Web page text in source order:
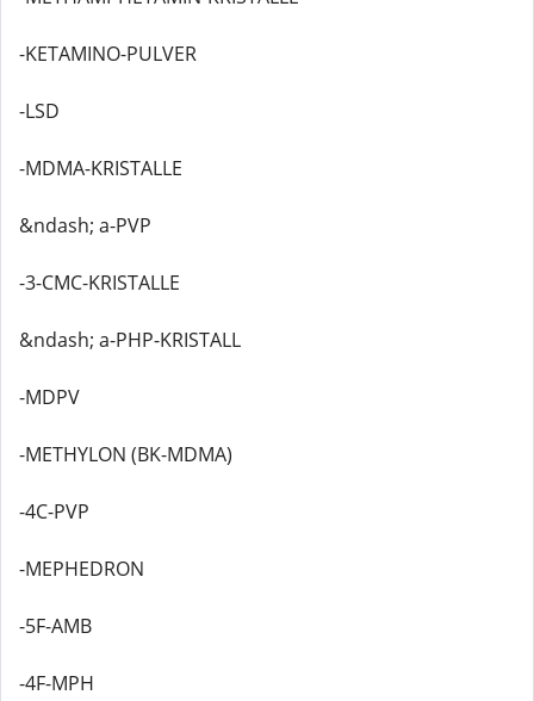
-KETAMINO-PULVER
-LSD
-MDMA-KRISTALLE
&ndash; a-PVP
-3-CMC-KRISTALLE
&ndash; a-PHP-KRISTALL
-MDPV
-METHYLON (BK-MDMA)
-4C-PVP
-MEPHEDRON
-5F-AMB
-4F-MPH